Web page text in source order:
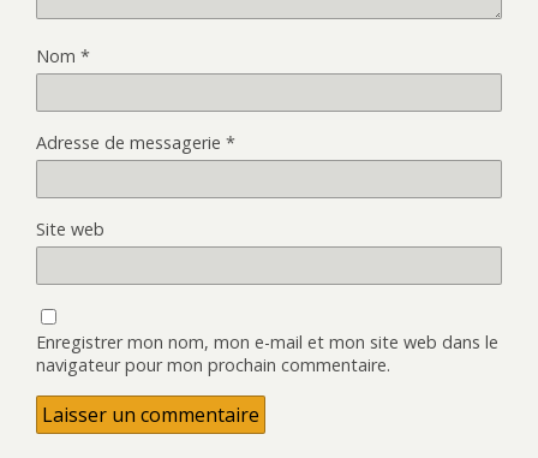
Nom *
Adresse de messagerie *
Site web
Enregistrer mon nom, mon e-mail et mon site web dans le
navigateur pour mon prochain commentaire.